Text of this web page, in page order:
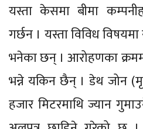
यस्ता केसमा बीमा
गर्छन । यस्ता विविध
भनेका छन् । आरोहणका
भन्ने यकिन छैन् । डेथ जोन
हजार मिटरमाथि ज्यान